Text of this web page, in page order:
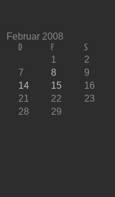
Februar 2008
D F S
1 2
7 8 9
14 15 16
21 22 23
28
29